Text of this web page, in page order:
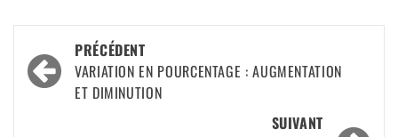
PRÉCÉDENT
VARIATION EN POURCENTAGE : AUGMENTATION
ET DIMINUTION
SUIVANT